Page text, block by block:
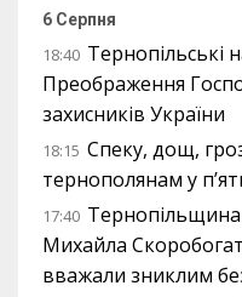
6 Серпня
18:40 Тернопільські
Преображення
захисників України
18:15 Спеку, дощ,
тернополянам у
17:40
Михайла
вважали зниклим